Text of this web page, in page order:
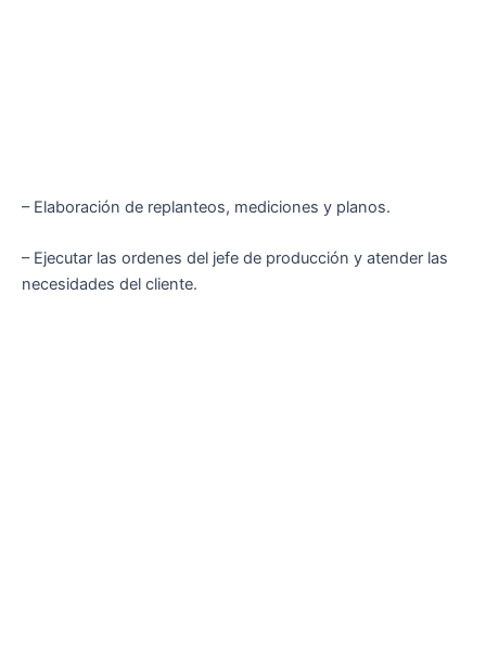
– Elaboración de replanteos, mediciones y planos.
– Ejecutar las ordenes del jefe de producción y atender las
necesidades del cliente.